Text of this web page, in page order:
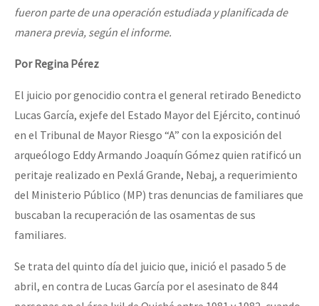
fueron parte de una operación estudiada y planificada de
manera previa, según el informe.
Por Regina Pérez
El juicio por genocidio contra el general retirado Benedicto
Lucas García, exjefe del Estado Mayor del Ejército, continuó
en el Tribunal de Mayor Riesgo “A” con la exposición del
arqueólogo Eddy Armando Joaquín Gómez quien ratificó un
peritaje realizado en Pexlá Grande, Nebaj, a requerimiento
del Ministerio Público (MP) tras denuncias de familiares que
buscaban la recuperación de las osamentas de sus
familiares.
Se trata del quinto día del juicio que, inició el pasado 5 de
abril, en contra de Lucas García por el asesinato de 844